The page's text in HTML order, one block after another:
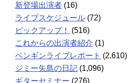
新登場出演者 (16)
ライブスケジュール (72)
ピックアップ！
(516)
これからの出演者紹介 (1)
ペンギンライブレポート (2,610)
ジミー矢島の日記 (1,096)
ギターセミナー (276)